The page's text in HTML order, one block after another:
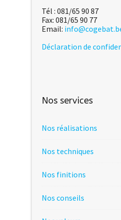
Tél : 081/65 90 87
Fax: 081/65 90 77
Email:
Déclaration de
Nos services
Nos réalisations
Nos techniques
Nos finitions
Nos conseils